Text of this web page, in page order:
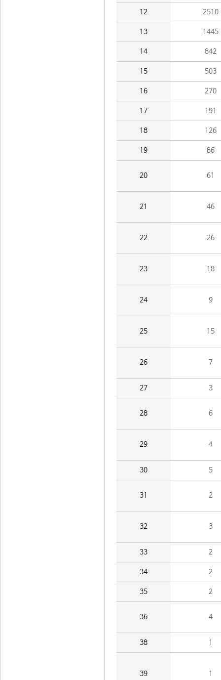
12 2510
13 1445
14 842
15 503
16 270
17 191
18 126
19 86
20 61
21 46
22 26
23 18
24 9
25 15
26 7
27 3
28 6
29 4
30 5
31 2
32 3
33 2
34 2
35 2
36 4
38 1
39 1